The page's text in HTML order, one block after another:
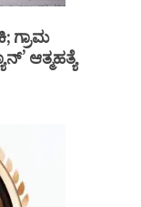
ಗ್ರಾಮ
ಆತ್ಮಹತ್ಯೆ